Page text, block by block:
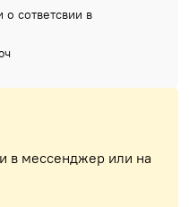
сответсвии в
в мессенджер или на